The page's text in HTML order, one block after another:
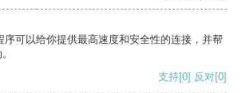
序可以给你提供最高速度和安全性的连接，并帮
支持[0] 反对[0]